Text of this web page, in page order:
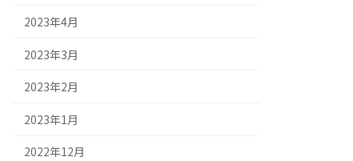
2023年4月
2023年3月
2023年2月
2023年1月
2022年12月